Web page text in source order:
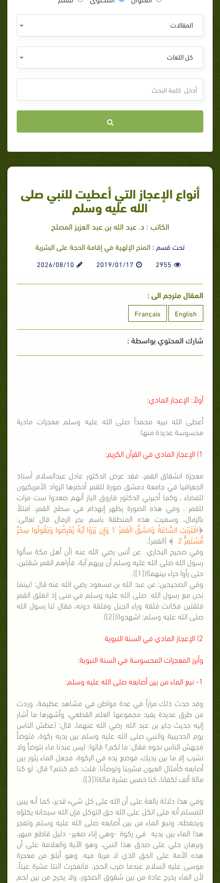
المقالات
كل اللغات
أنواع الإعجاز التي أعطيت للنبي صلى
الله عليه وسلم
الكاتب : د. عبد الله بن عبد العزيز المصلح
تحت قسم : المنح الإلهية في إقامة الحجة على البشرية
2955
2019/01/17
2026/08/10
المقال مترجم الى :
English
Français
شارك المحتوي بواسطة :
أولاً: الإعجاز المادي:
أعطى الله نبيه محمداً صلى الله عليه وسلم معجزات مادية
محسوسة عديدة منها:
1) الإعجاز المادي في القرآن الكريم:
معجزة انشقاق القمر، فقد عرض الدكتور عادل عبدالسلام أستاذ
الجغرافيا في جامعة دمشق صورة للقمر أحضرها الرواد الأمريكيون
للفضاء ـ وكما أخبرني الدكتور فاروق الباز أنهم صعدوا ست مرات
للقمر ـ وفي هذه الصورة يظهر إنهدام في سطح القمر، امتلأ
بالرمال، وسميت هذه المنطقة باسم بحر الرمال قال تعالى:
﴿
اقْتَرَبَتِ السَّاعَةُ وَانشَقَّ الْقَمَرُ 1 وَإِن يَرَوْا آيَةً يُعْرِضُوا وَيَقُولُوا سِحْرٌ
مُّسْتَمِرٌّ 2
﴾ [القمر].
وفي صحيح البخاري عن أنس رضي الله عنه (أن أهل مكة سألوا
رسول الله صلى الله عليه وسلم أن يريهم آية، فأراهم القمر شقتين،
حتى رأوا حراء بينهما)([1]).
وفي الصحيحين: عن عبد الله بن مسعود رضي الله عنه قال: (بينما
نحن مع رسول الله صلى الله عليه وسلم في منى إذ انفلق القمر
فلقتين فكانت فلقة وراء الجبل وفلقة دونه، فقال لنا رسول الله
صلى الله عليه وسلم: اشهدوا)([2]).
2) الإعجاز المادي في السنة النبوية
وأبرز المعجزات المحسوسة في السنة النبوية:
1- نبع الماء من بين أصابعه صلى الله عليه وسلم:
وقد حدث ذلك مراراً في عدة مواطن في مشاهد عظيمة، وردت
من طرق عديدة يفيد مجموعها العلم القطعي، وأشهرها ما أشار
إليه حديث جابر بن عبد الله رضي الله عنهما، قال: (عطش الناس
يوم الحديبية والنبي صلى الله عليه وسلم بين يديه ركوة، فتوضأ
فجهش الناس نحوه فقال: ما لكم؟ قالوا: ليس عندنا ماء نتوضأ ولا
نشرب إلا ما بين يديك، فوضع يده في الركوة، فجعل الماء يثور بين
أصابعه كأمثال العيون فشربنا وتوضأنا. قلت: كم كنتم؟ قال: لو كنا
مائة ألف لكفانا، كنا خمس عشرة مائة)([3]).
وفي هذا دلالة بالغة على أن الله على كل شيء قدير، كما أنه يبين
للمسلم أنه متى اتكل على الله حق التوكل فإن الله سبحانه يكلؤه
ويحفظه، ونبع الماء من بين أصابعه صلى الله عليه وسلم وتفجر
هذا الماء بين يديه في ركوة -وهي إناء صغير- دليل قاطع مبهر،
وبرهان جلي على صدق هذا النبي، وهو الآية والعلامة على أن
هذه الأمة على الحق الذي لا مرية فيه. وهو أبلغ من معجزة
موسى عليه السلام عندما ضرب الحجر، فانفجرت اثنتا عشرة عيناً،
لأن الماء يخرج عادة من بين شقوق الصخور، ولا يخرج من بين لحم